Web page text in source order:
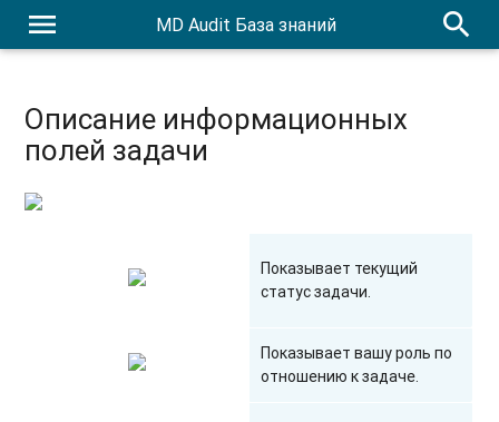
menu MD Audit База знаний search
Описание информационных
полей задачи
Показывает текущий
статус задачи.
Показывает вашу роль по
отношению к задаче.